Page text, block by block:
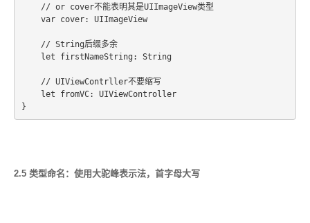
    // or cover不能表明其是UIImageView类型
    var cover: UIImageView
    // String后缀多余
    let firstNameString: String
    // UIViewContrller不要缩写
    let fromVC: UIViewController
2.5 类型命名：使用大驼峰表示法，首字母大写